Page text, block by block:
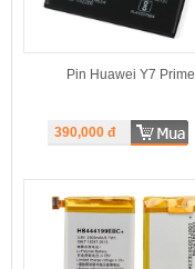
Pin Huawei Y7 Prime
390,000đ